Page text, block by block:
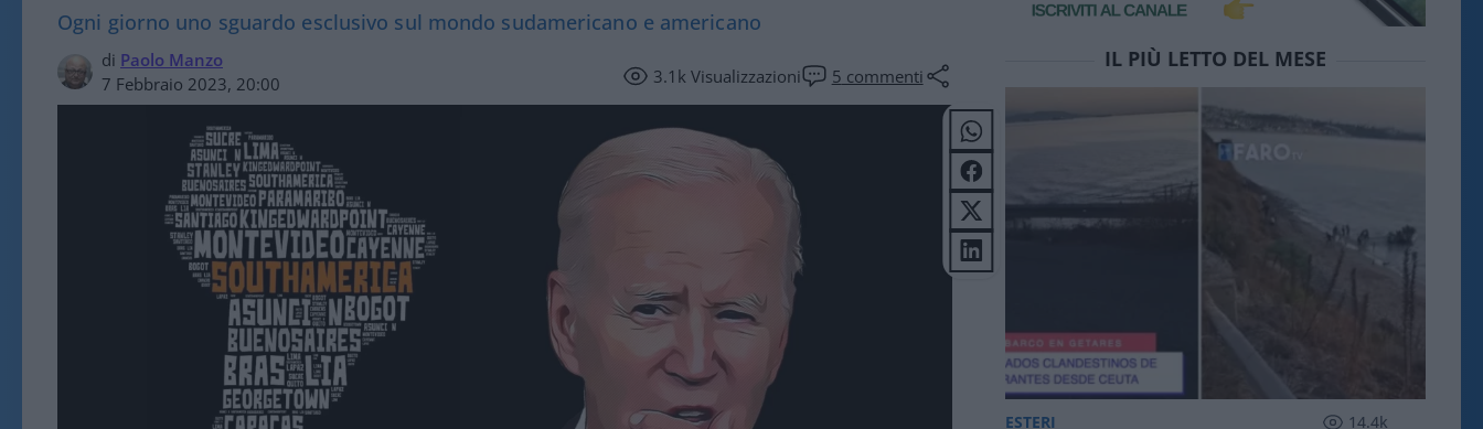
Ogni giorno uno sguardo esclusivo sul mondo sudamericano e americano
di Paolo Manzo
7 Febbraio 2023, 20:00
3.1kVisualizzazioni 5 commenti
IL PIÙ LETTO DEL MESE
ESTERI 14.4k